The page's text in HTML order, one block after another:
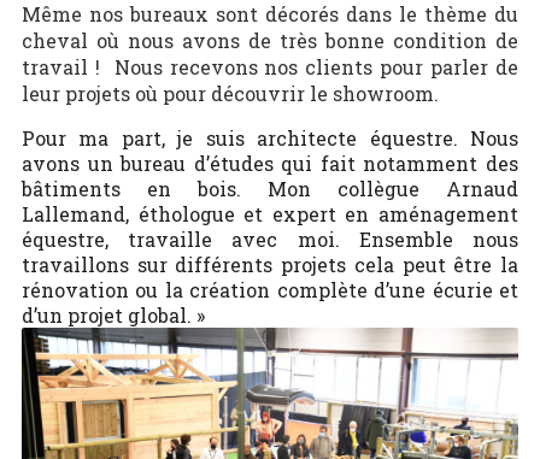
Même nos bureaux sont décorés dans le thème du
cheval où nous avons de très bonne condition de
travail ! Nous recevons nos clients pour parler de
leur projets où pour découvrir le showroom.
Pour ma part, je suis architecte équestre. Nous
avons un bureau d’études qui fait notamment des
bâtiments en bois. Mon collègue Arnaud
Lallemand, éthologue et expert en aménagement
équestre, travaille avec moi. Ensemble nous
travaillons sur différents projets cela peut être la
rénovation ou la création complète d’une écurie et
d’un projet global. »